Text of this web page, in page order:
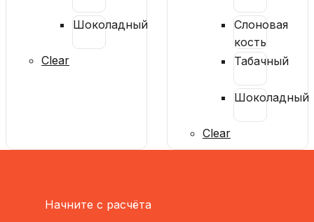
Шоколадный
Clear
Слоновая
кость
Табачный
Шоколадный
Clear
Начните с расчёта